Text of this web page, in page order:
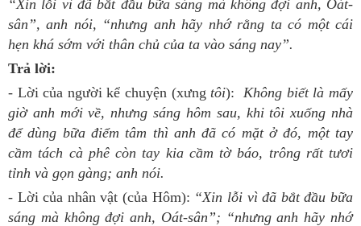
“Xin lỗi vì đã bắt đầu bữa sáng mà không đợi anh, Oát-
sân”, anh nói, “nhưng anh hãy nhớ rằng ta có một cái
hẹn khá sớm với thân chủ của ta vào sáng nay”.
Trả lời:
- Lời của người kể chuyện (xưng tôi): Không biết là mấy
giờ anh mới về, nhưng sáng hôm sau, khi tôi xuống nhà
để dùng bữa điểm tâm thì anh đã có mặt ở đó, một tay
cầm tách cà phê còn tay kia cầm tờ báo, trông rất tươi
tỉnh và gọn gàng; anh nói.
- Lời của nhân vật (của Hôm): “Xin lỗi vì đã bắt đầu bữa
sáng mà không đợi anh, Oát-sân”; “nhưng anh hãy nhớ